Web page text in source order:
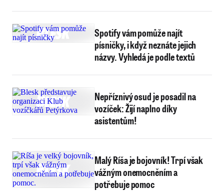
Spotify vám pomůže najít
písničky, i když neznáte jejich
názvy. Vyhledá je podle textů
Nepříznivý osud je posadil na
vozíček: Žijí naplno díky
asistentům!
Malý Ríša je bojovník! Trpí však
vážným onemocněním a
potřebuje pomoc